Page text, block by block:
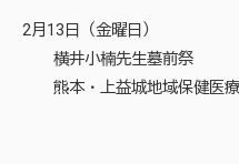
2月13日（金曜日）
横井小楠先生墓前祭
熊本・上益城地域保健医療